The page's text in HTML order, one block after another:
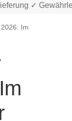
✓
Im